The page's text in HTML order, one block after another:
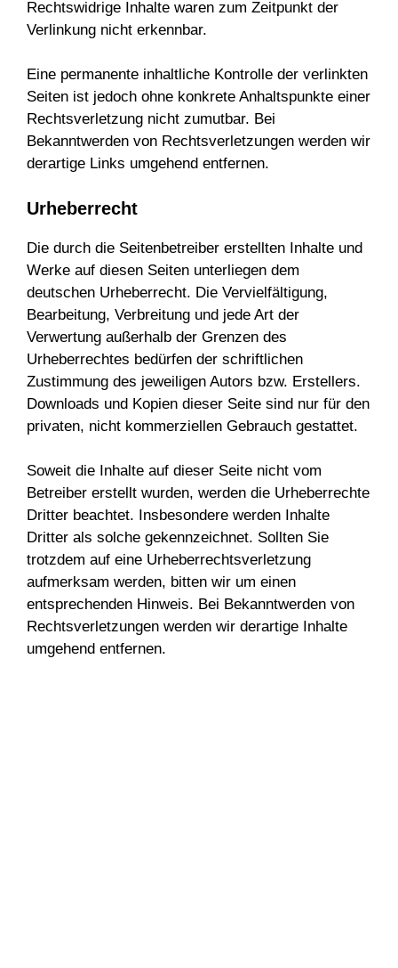
Rechtswidrige Inhalte waren zum Zeitpunkt der
Verlinkung nicht erkennbar.
Eine permanente inhaltliche Kontrolle der verlinkten
Seiten ist jedoch ohne konkrete Anhaltspunkte einer
Rechtsverletzung nicht zumutbar. Bei
Bekanntwerden von Rechtsverletzungen werden wir
derartige Links umgehend entfernen.
Urheberrecht
Die durch die Seitenbetreiber erstellten Inhalte und
Werke auf diesen Seiten unterliegen dem
deutschen Urheberrecht. Die Vervielfältigung,
Bearbeitung, Verbreitung und jede Art der
Verwertung außerhalb der Grenzen des
Urheberrechtes bedürfen der schriftlichen
Zustimmung des jeweiligen Autors bzw. Erstellers.
Downloads und Kopien dieser Seite sind nur für den
privaten, nicht kommerziellen Gebrauch gestattet.
Soweit die Inhalte auf dieser Seite nicht vom
Betreiber erstellt wurden, werden die Urheberrechte
Dritter beachtet. Insbesondere werden Inhalte
Dritter als solche gekennzeichnet. Sollten Sie
trotzdem auf eine Urheberrechtsverletzung
aufmerksam werden, bitten wir um einen
entsprechenden Hinweis. Bei Bekanntwerden von
Rechtsverletzungen werden wir derartige Inhalte
umgehend entfernen.